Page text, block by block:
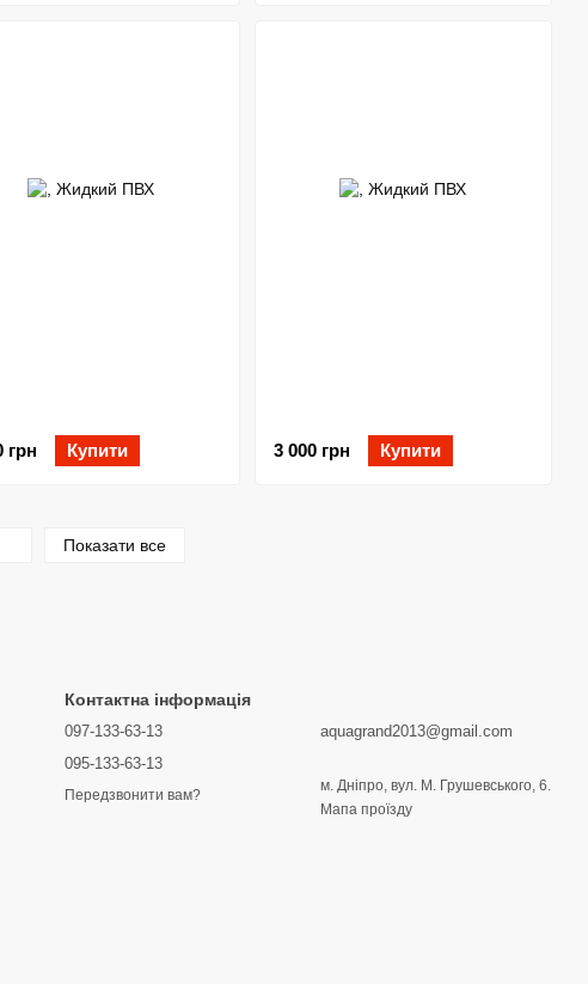
грн Купити 3 000 грн Купити
Показати все
Контактна інформація
097-133-63-13
095-133-63-13
Передзвонити вам?
aquagrand2013@gmail.com
м. Дніпро, вул. М. Грушевського, 6.
Мапа проїзду